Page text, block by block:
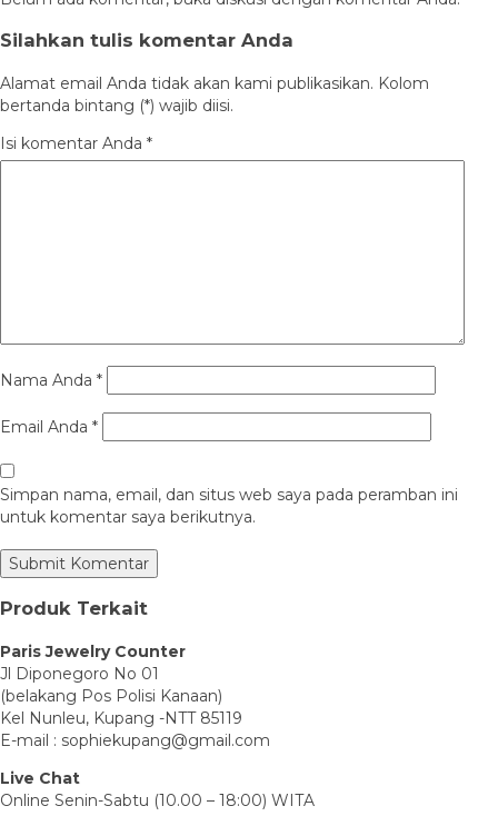
Silahkan tulis komentar Anda
Alamat email Anda tidak akan kami publikasikan. Kolom
bertanda bintang (*) wajib diisi.
Isi komentar Anda *
Nama Anda *
Email Anda *
Simpan nama, email, dan situs web saya pada peramban ini
untuk komentar saya berikutnya.
Produk Terkait
Paris Jewelry Counter
Jl Diponegoro No 01
(belakang Pos Polisi Kanaan)
Kel Nunleu, Kupang -NTT 85119
E-mail : sophiekupang@gmail.com
Live Chat
Online Senin-Sabtu (10.00 – 18:00) WITA